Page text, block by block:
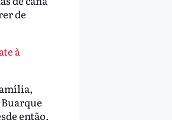
de
à
então,